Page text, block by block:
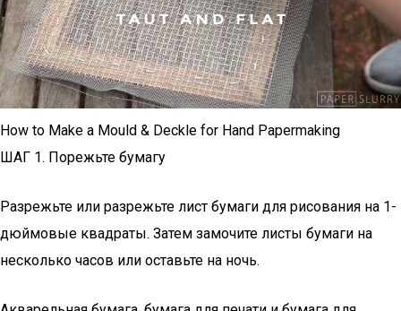
How to Make a Mould & Deckle for Hand Papermaking
ШАГ 1. Порежьте бумагу
Разрежьте или разрежьте лист бумаги для рисования на 1-
дюймовые квадраты. Затем замочите листы бумаги на
несколько часов или оставьте на ночь.